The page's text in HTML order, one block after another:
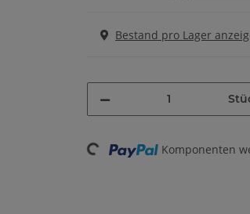
Bestand pro Lager
Loading... Komponenten